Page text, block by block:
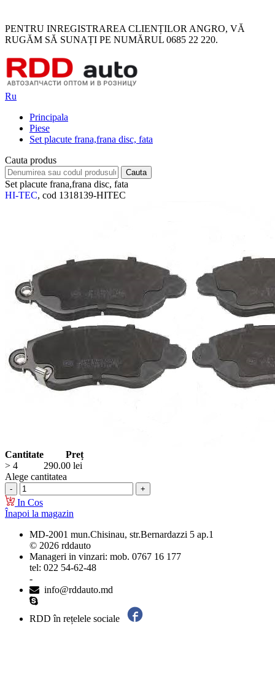
PENTRU INREGISTRAREA CLIENȚILOR ANGRO, VĂ
RUGĂM SĂ SUNAȚI PE NUMĂRUL 0685 22 220.
Ru
Principala
Piese
Set placute frana,frana disc, fata
Cauta produs
Set placute frana,frana disc, fata
HI-TEC, cod 1318139-HITEC
Cantitate
Preț
> 4
290.00 lei
Alege cantitatea
In Cos
Înapoi la magazin
MD-2001 mun.Chisinau, str.Bernardazzi 5 ap.1
© 2026 rddauto
Manageri in vinzari: mob. 0767 16 177
tel: 022 54-62-48
-
info@rddauto.md
RDD în rețelele sociale